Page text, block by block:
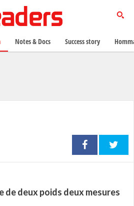
de deux poids deux mesures
Notes & Docs Success story